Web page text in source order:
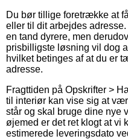
Du bør tillige foretrække at
eller til dit arbejdes
en tand dyrere, men
prisbilligste løsning vil dog
hvilket betinges af at du er
adresse.
Fragttiden på Opskrifter >
til interiør kan vise sig at
står og skal bruge dine nye
øjemed er det ret klogt at vi
estimerede leveringsdato